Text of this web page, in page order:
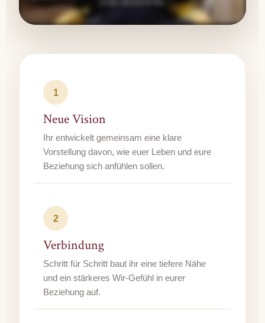
1
Neue Vision
Ihr entwickelt gemeinsam eine klare
Vorstellung davon, wie euer Leben und eure
Beziehung sich anfühlen sollen.
2
Verbindung
Schritt für Schritt baut ihr eine tiefere Nähe
und ein stärkeres Wir-Gefühl in eurer
Beziehung auf.